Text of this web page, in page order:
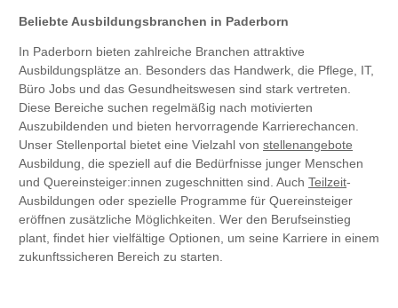
Beliebte Ausbildungsbranchen in Paderborn
In Paderborn bieten zahlreiche Branchen attraktive
Ausbildungsplätze an. Besonders das Handwerk, die Pflege, IT,
Büro Jobs und das Gesundheitswesen sind stark vertreten.
Diese Bereiche suchen regelmäßig nach motivierten
Auszubildenden und bieten hervorragende Karrierechancen.
Unser Stellenportal bietet eine Vielzahl von stellenangebote
Ausbildung, die speziell auf die Bedürfnisse junger Menschen
und Quereinsteiger:innen zugeschnitten sind. Auch Teilzeit-
Ausbildungen oder spezielle Programme für Quereinsteiger
eröffnen zusätzliche Möglichkeiten. Wer den Berufseinstieg
plant, findet hier vielfältige Optionen, um seine Karriere in einem
zukunftssicheren Bereich zu starten.